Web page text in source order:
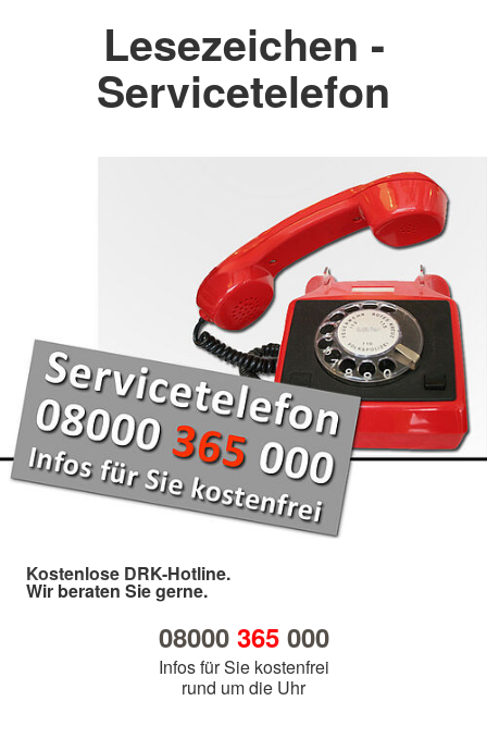
Lesezeichen -
Servicetelefon
Kostenlose DRK-Hotline.
Wir beraten Sie gerne.
08000 365000
Infos für Sie kostenfrei
rund um die Uhr